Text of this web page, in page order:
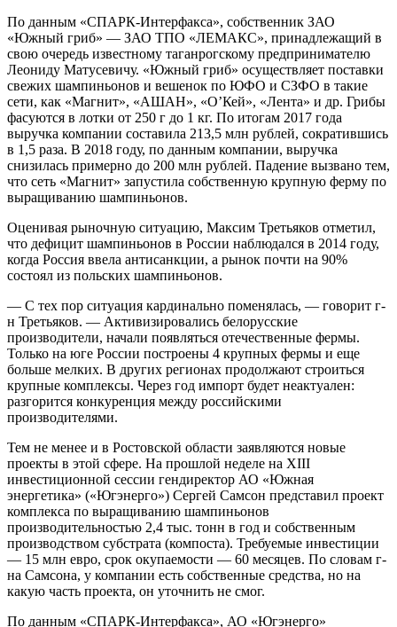
По данным «СПАРК-Интерфакса», собственник ЗАО
«Южный гриб» — ЗАО ТПО «ЛЕМАКС», принадлежащий в
свою очередь известному таганрогскому предпринимателю
Леониду Матусевичу. «Южный гриб» осуществляет поставки
свежих шампиньонов и вешенок по ЮФО и СЗФО в такие
сети, как «Магнит», «АШАН», «О’Кей», «Лента» и др. Грибы
фасуются в лотки от 250 г до 1 кг. По итогам 2017 года
выручка компании составила 213,5 млн рублей, сократившись
в 1,5 раза. В 2018 году, по данным компании, выручка
снизилась примерно до 200 млн рублей. Падение вызвано тем,
что сеть «Магнит» запустила собственную крупную ферму по
выращиванию шампиньонов.
Оценивая рыночную ситуацию, Максим Третьяков отметил,
что дефицит шампиньонов в России наблюдался в 2014 году,
когда Россия ввела антисанкции, а рынок почти на 90%
состоял из польских шампиньонов.
— С тех пор ситуация кардинально поменялась, — говорит г-
н Третьяков. — Активизировались белорусские
производители, начали появляться отечественные фермы.
Только на юге России построены 4 крупных фермы и еще
больше мелких. В других регионах продолжают строиться
крупные комплексы. Через год импорт будет неактуален:
разгорится конкуренция между российскими
производителями.
Тем не менее и в Ростовской области заявляются новые
проекты в этой сфере. На прошлой неделе на XIII
инвестиционной сессии гендиректор АО «Южная
энергетика» («Югэнерго») Сергей Самсон представил проект
комплекса по выращиванию шампиньонов
производительностью 2,4 тыс. тонн в год и собственным
производством субстрата (компоста). Требуемые инвестиции
— 15 млн евро, срок окупаемости — 60 месяцев. По словам г-
на Самсона, у компании есть собственные средства, но на
какую часть проекта, он уточнить не смог.
По данным «СПАРК-Интерфакса», АО «Югэнерго»